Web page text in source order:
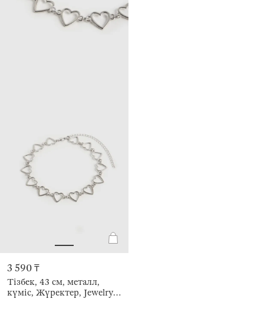
3 590 ₸
Тізбек, 43 см, металл,
күміс, Жүректер, Jewelry